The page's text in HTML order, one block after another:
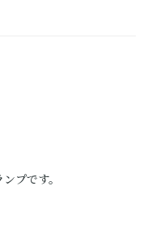
プです。